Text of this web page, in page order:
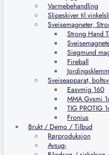
Varmebehandling
Slipeskiver til
Sveisemagneter,
Strong Hand
Siegmund
Fireball
Sveiseapparat,
Easymig 160
MMA Gysmi
TIG PROTIG
Fronius
Brukt / Demo / Tilbud
Rørproduksjon
Avsug-